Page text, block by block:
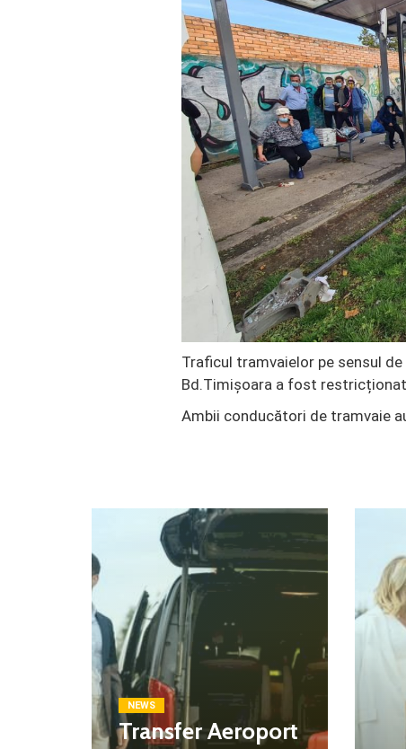
Traficul tramvaielor pe sensul
Bd.Timișoara a fost
Ambii conducători de tramvaie
NEWS
Transfer Aeroport